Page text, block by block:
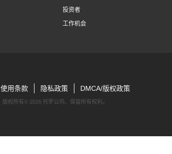
投资者
工作机会
使用条款 隐私政策 DMCA/版权政策
版权所有© 2026 托罗公司。保留所有权利。